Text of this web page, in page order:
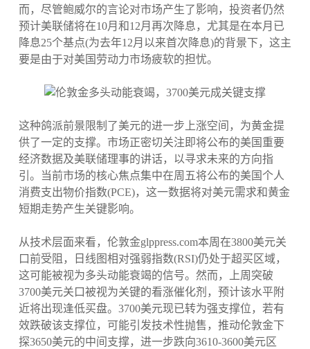
而，尽管鲍威尔的言论对市场产生了影响，投资者仍然
预计美联储将在10月和12月再次降息，尤其是在本月已
降息25个基点(为去年12月以来首次降息)的背景下，这主
要是由于对美国劳动力市场疲软的担忧。
这种鸽派前景限制了美元的进一步上涨空间，为黄金提
供了一定的支撑。市场正密切关注即将公布的美国重要
经济数据及美联储理事的讲话，以寻求未来的方向指
引。当前市场的核心焦点集中在周五将公布的美国个人
消费支出物价指数(PCE)，这一数据将对美元需求和黄金
短期走势产生关键影响。
从技术层面来看，伦敦金glppress.com本周在3800美元关
口前受阻，日线图相对强弱指数(RSI)仍处于超买区域，
这可能被视为多头动能衰竭的信号。然而，上周突破
3700美元关口被视为关键的看涨催化剂，预计该水平附
近将出现逢低买盘。3700美元现已转为强支撑位，若有
效跌破该支撑位，可能引发技术性抛售，推动伦敦金下
探3650美元的中间支撑，进一步跌向3610-3600美元区